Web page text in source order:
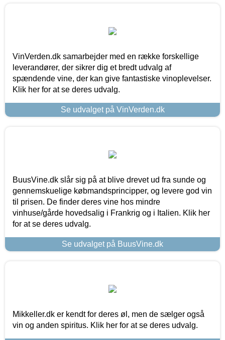
VinVerden.dk samarbejder med en række forskellige
leverandører, der sikrer dig et bredt udvalg af
spændende vine, der kan give fantastiske vinoplevelser.
Klik her for at se deres udvalg.
Se udvalget på VinVerden.dk
BuusVine.dk slår sig på at blive drevet ud fra sunde og
gennemskuelige købmandsprincipper, og levere god vin
til prisen. De finder deres vine hos mindre
vinhuse/gårde hovedsalig i Frankrig og i Italien. Klik her
for at se deres udvalg.
Se udvalget på BuusVine.dk
Mikkeller.dk er kendt for deres øl, men de sælger også
vin og anden spiritus. Klik her for at se deres udvalg.